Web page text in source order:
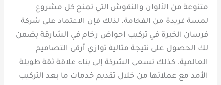
متنوعة من الألوان والنقوش التي تمنح كل مشروع
لمسة فريدة من الفخامة. لذلك فإن الاعتماد على شركة
فرسان الخبرة في تركيب احواض رخام في الشارقة يضمن
لك الحصول على نتيجة مثالية توازي أرقى التصاميم
العالمية. كذلك تسعى الشركة إلى بناء علاقة ثقة طويلة
الأمد مع عملائها من خلال تقديم خدمات ما بعد التركيب